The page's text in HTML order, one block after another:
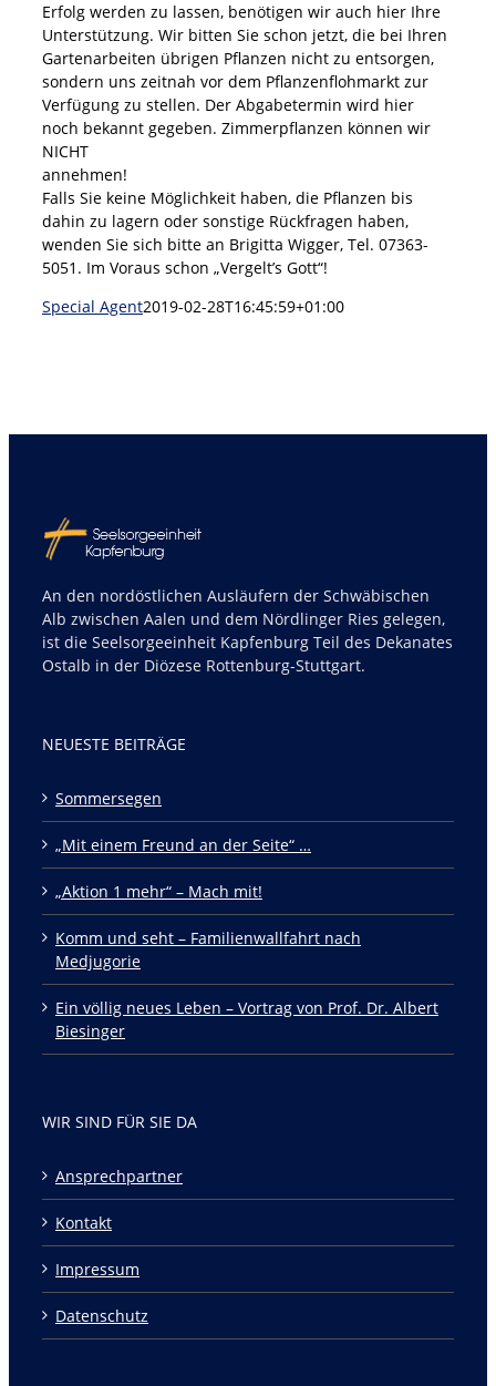
Erfolg werden zu lassen, benötigen wir auch hier Ihre
Unterstützung. Wir bitten Sie schon jetzt, die bei Ihren
Gartenarbeiten übrigen Pflanzen nicht zu entsorgen,
sondern uns zeitnah vor dem Pflanzenflohmarkt zur
Verfügung zu stellen. Der Abgabetermin wird hier
noch bekannt gegeben. Zimmerpflanzen können wir
NICHT
annehmen!
Falls Sie keine Möglichkeit haben, die Pflanzen bis
dahin zu lagern oder sonstige Rückfragen haben,
wenden Sie sich bitte an Brigitta Wigger, Tel. 07363-
5051. Im Voraus schon „Vergelt’s Gott“!
Special Agent2019-02-28T16:45:59+01:00
An den nordöstlichen Ausläufern der Schwäbischen
Alb zwischen Aalen und dem Nördlinger Ries gelegen,
ist die Seelsorgeeinheit Kapfenburg Teil des Dekanates
Ostalb in der Diözese Rottenburg-Stuttgart.
NEUESTE BEITRÄGE
Sommersegen
„Mit einem Freund an der Seite“ …
„Aktion 1 mehr“ – Mach mit!
Komm und seht – Familienwallfahrt nach
Medjugorie
Ein völlig neues Leben – Vortrag von Prof. Dr. Albert
Biesinger
WIR SIND FÜR SIE DA
Ansprechpartner
Kontakt
Impressum
Datenschutz